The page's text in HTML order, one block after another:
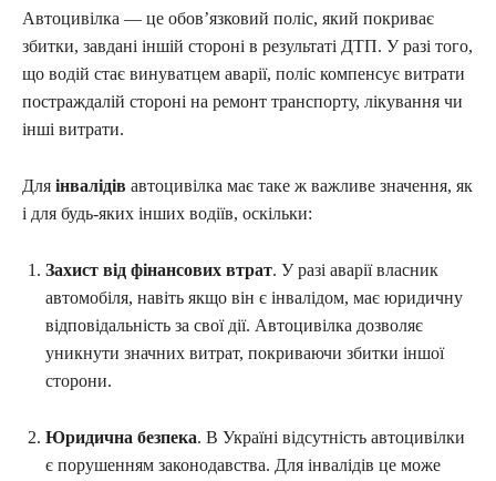
Автоцивілка — це обов’язковий поліс, який покриває
збитки, завдані іншій стороні в результаті ДТП. У разі того,
що водій стає винуватцем аварії, поліс компенсує витрати
постраждалій стороні на ремонт транспорту, лікування чи
інші витрати.
Для інвалідів автоцивілка має таке ж важливе значення, як
і для будь-яких інших водіїв, оскільки:
Захист від фінансових втрат. У разі аварії власник
автомобіля, навіть якщо він є інвалідом, має юридичну
відповідальність за свої дії. Автоцивілка дозволяє
уникнути значних витрат, покриваючи збитки іншої
сторони.
Юридична безпека. В Україні відсутність автоцивілки
є порушенням законодавства. Для інвалідів це може